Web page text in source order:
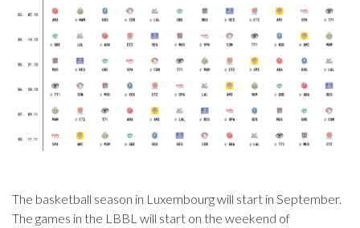
The basketball season in Luxembourg will start in September.
The games in the LBBL will start on the weekend of